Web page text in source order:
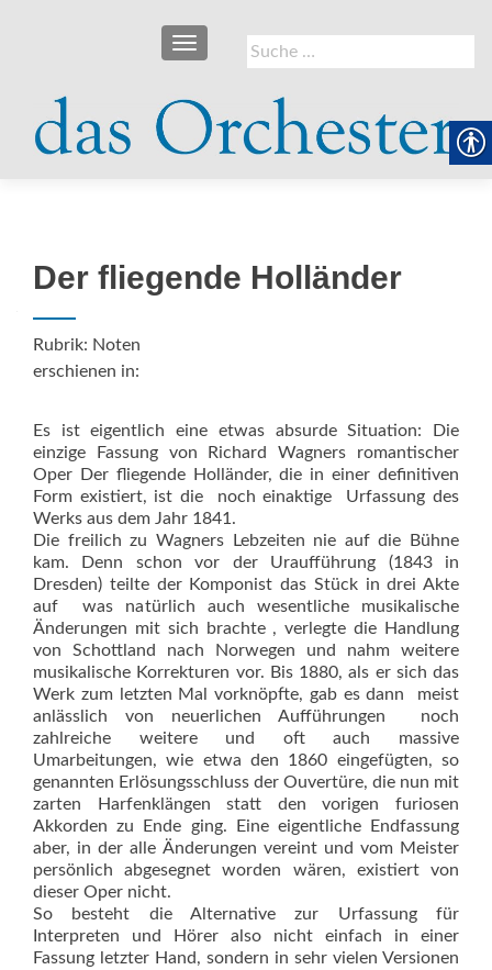
Suche
nach:
SCHALTE NAVIGATION
Der fliegende Holländer
Rubrik: Noten
erschienen in:
Es ist eigentlich eine etwas absurde Situation: Die
einzige Fassung von Richard Wagners romantischer
Oper Der fliegende Holländer, die in einer definitiven
Form existiert, ist die  noch einaktige  Urfassung des
Werks aus dem Jahr 1841.
Die freilich zu Wagners Lebzeiten nie auf die Bühne
kam. Denn schon vor der Uraufführung (1843 in
Dresden) teilte der Komponist das Stück in drei Akte
auf  was natürlich auch wesentliche musikalische
Änderungen mit sich brachte , verlegte die Handlung
von Schottland nach Norwegen und nahm weitere
musikalische Korrekturen vor. Bis 1880, als er sich das
Werk zum letzten Mal vorknöpfte, gab es dann  meist
anlässlich von neuerlichen Aufführungen  noch
zahlreiche weitere und oft auch massive
Umarbeitungen, wie etwa den 1860 eingefügten, so
genannten Erlösungsschluss der Ouvertüre, die nun mit
zarten Harfenklängen statt den vorigen furiosen
Akkorden zu Ende ging. Eine eigentliche Endfassung
aber, in der alle Änderungen vereint und vom Meister
persönlich abgesegnet worden wären, existiert von
dieser Oper nicht.
So besteht die Alternative zur Urfassung für
Interpreten und Hörer also nicht einfach in einer
Fassung letzter Hand, sondern in sehr vielen Versionen